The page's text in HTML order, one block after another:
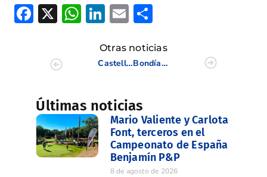
Facebook
X WhatsApp
LinkedIn
Email
Otras noticias
Castelló Masters, comienza la gran semana del Golf
Bondía, cae en cuartos de la Copa Puerta de Hierro
Últimas noticias
Mario Valiente y Carlota
Font, terceros en el
Campeonato de España
Benjamín P&P
8 de agosto de 2026